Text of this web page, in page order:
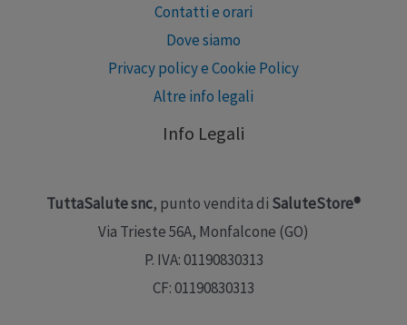
Contatti e orari
Dove siamo
Privacy policy e Cookie Policy
Altre info legali
Info Legali
TuttaSalute snc, punto vendita di SaluteStore®
Via Trieste 56A, Monfalcone (GO)
P. IVA: 01190830313
CF: 01190830313